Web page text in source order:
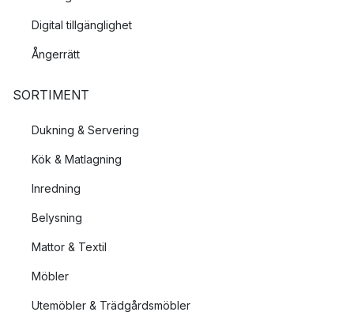
Digital tillgänglighet
Ångerrätt
SORTIMENT
Dukning & Servering
Kök & Matlagning
Inredning
Belysning
Mattor & Textil
Möbler
Utemöbler & Trädgårdsmöbler